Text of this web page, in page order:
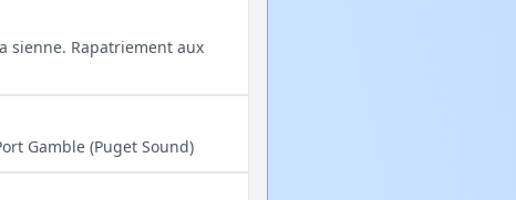
sienne. Rapatriement aux
Gamble (Puget Sound)